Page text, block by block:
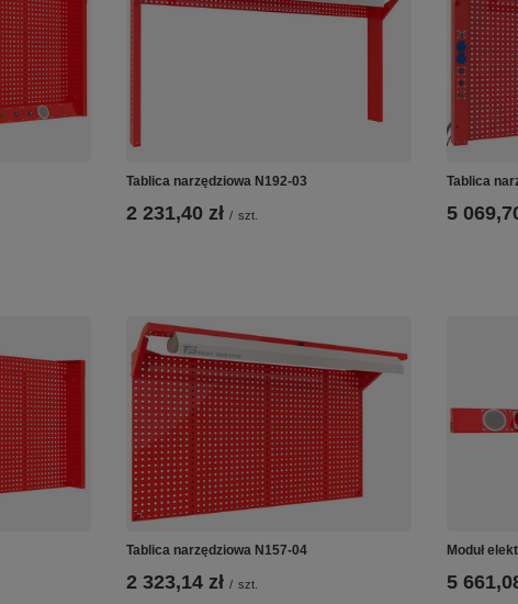
Tablica narzędziowa N192-03
2 231,40 zł / szt.
Tablica
5
Tablica narzędziowa N157-04
2 323,14 zł / szt.
Moduł
5